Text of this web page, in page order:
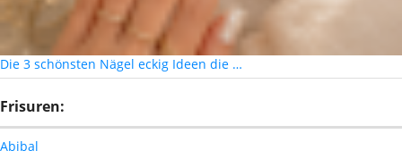
Die 3 schönsten Nägel eckig Ideen die …
Frisuren:
Abibal